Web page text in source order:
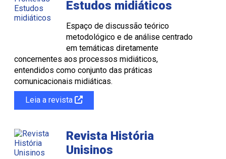
Estudos midiáticos
Espaço de discussão teórico
metodológico e de análise centrado
em temáticas diretamente
concernentes aos processos midiáticos,
entendidos como conjunto das práticas
comunicacionais midiáticas.
Leia a revista
Revista História
Unisinos